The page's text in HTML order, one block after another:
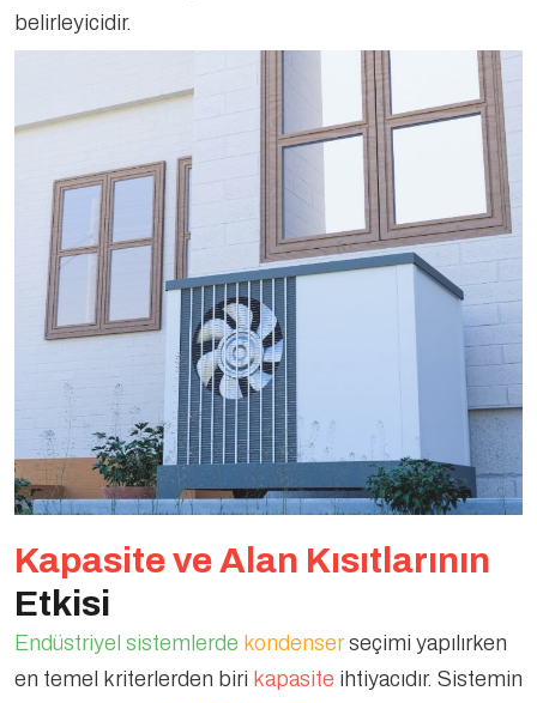
belirleyicidir.
Kapasite ve Alan Kısıtlarının
Etkisi
Endüstriyel sistemlerde kondenserseçimi yapılırken
en temel kriterlerden biri kapasite ihtiyacıdır. Sistemin